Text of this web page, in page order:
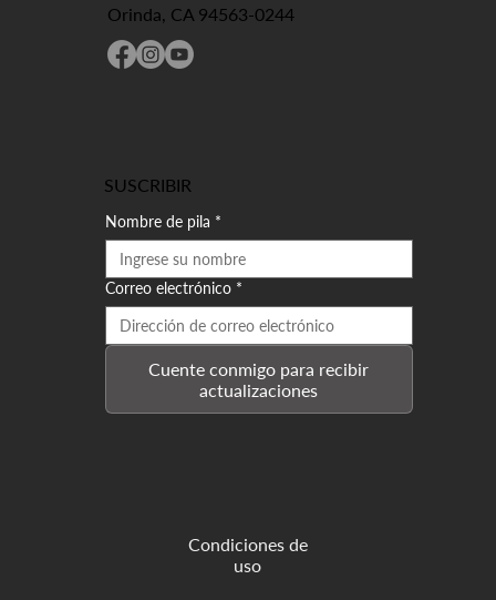
Orinda, CA 94563-0244
SUSCRIBIR
Nombre de pila *
Correo electrónico *
Cuente conmigo para recibir
actualizaciones
Condiciones de
uso